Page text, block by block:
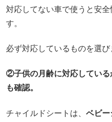
対応してない車で使うと安
す。
必ず対応しているものを選び
②子供の月齢に対応している
も確認。
チャイルドシートは、 ベビー